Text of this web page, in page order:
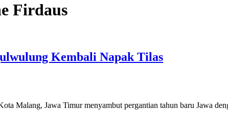
Firdaus
Kembali Napak Tilas
Malang, Jawa Timur menyambut pergantian tahun baru Jawa